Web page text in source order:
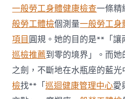
一般勞工身體健康檢查一條精
般勞工體檢個測量一般勞工身
項目 圓規。她的目的是**「讓
巡檢推薦到零的境界」。而
之劍，不斷地在水瓶座的藍光
檢找**「巡迴健康管理中心愛